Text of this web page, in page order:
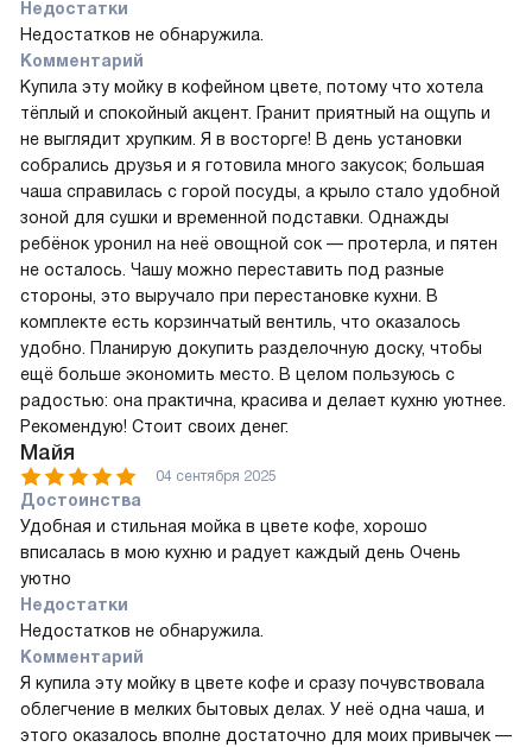
Недостатки
Недостатков не обнаружила.
Комментарий
Купила эту мойку в кофейном цвете, потому что хотела
тёплый и спокойный акцент. Гранит приятный на ощупь и
не выглядит хрупким. Я в восторге! В день установки
собрались друзья и я готовила много закусок; большая
чаша справилась с горой посуды, а крыло стало удобной
зоной для сушки и временной подставки. Однажды
ребёнок уронил на неё овощной сок — протерла, и пятен
не осталось. Чашу можно переставить под разные
стороны, это выручало при перестановке кухни. В
комплекте есть корзинчатый вентиль, что оказалось
удобно. Планирую докупить разделочную доску, чтобы
ещё больше экономить место. В целом пользуюсь с
радостью: она практична, красива и делает кухню уютнее.
Рекомендую! Стоит своих денег.
Майя
04 сентября 2025
Достоинства
Удобная и стильная мойка в цвете кофе, хорошо
вписалась в мою кухню и радует каждый день Очень
уютно
Недостатки
Недостатков не обнаружила.
Комментарий
Я купила эту мойку в цвете кофе и сразу почувствовала
облегчение в мелких бытовых делах. У неё одна чаша, и
этого оказалось вполне достаточно для моих привычек —